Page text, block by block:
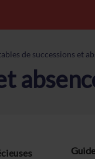
de successions et